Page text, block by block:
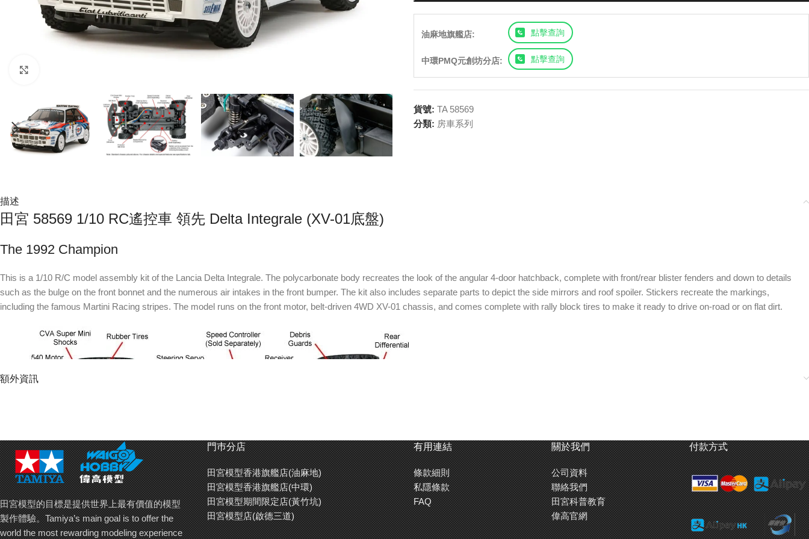
油麻地旗艦店: 點擊查詢
中環PMQ元創坊分店: 點擊查詢
貨號: TA 58569
分類: 房車系列
描述
田宮 58569 1/10 RC遙控車 領先 Delta Integrale (XV-01底盤)
The 1992 Champion
This is a 1/10 R/C model assembly kit of the Lancia Delta Integrale. The polycarbonate body recreates the look of the angular 4-door hatchback, complete with front/rear blister fenders and down to details
such as the bulge on the front bonnet and the numerous air intakes in the front bumper. The kit also includes separate parts to depict the side mirrors and roof spoiler. Stickers recreate the markings,
including the famous Martini Racing stripes. The model runs on the front motor, belt-driven 4WD XV-01 chassis, and comes complete with rally block tires to make it ready to drive on-road or on flat dirt.
額外資訊
田宮模型的目標是提供世界上最有價值的模型
製作體驗。Tamiya’s main goal is to offer the
world the most rewarding modeling experience
門巿分店
田宮模型香港旗艦店(油麻地)
田宮模型香港旗艦店(中環)
田宮模型期間限定店(黃竹坑)
田宮模型店(啟德三道)
有用連結
條款細則
私隱條款
FAQ
關於我們
公司資料
聯絡我們
田宮科普教育
偉高官網
付款方式